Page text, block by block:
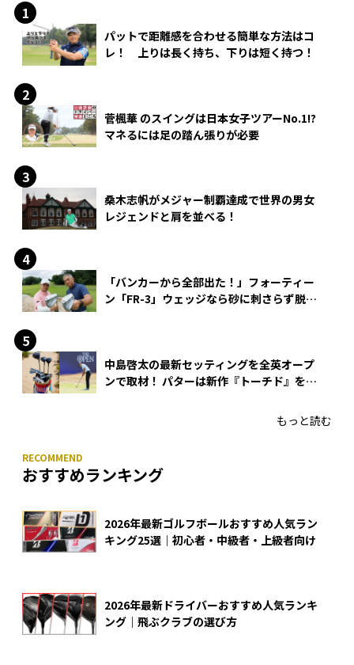
パットで距離感を合わせる簡単な方法はコ
レ！ 上りは長く持ち、下りは短く持つ！
菅楓華 のスイングは日本女子ツアーNo.1!?
マネるには足の踏ん張りが必要
桑木志帆がメジャー制覇達成で世界の男女
レジェンドと肩を並べる！
「バンカーから全部出た！」フォーティー
ン「FR-3」ウェッジなら砂に刺さらず脱出
中島啓太の最新セッティングを全英オープ
ンで取材！ パターは新作『トーチド』を投
もっと読む
おすすめランキング
2026年最新ゴルフボールおすすめ人気ラン
キング25選｜初心者・中級者・上級者向け
2026年最新ドライバーおすすめ人気ランキ
ング｜飛ぶクラブの選び方